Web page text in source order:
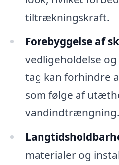
tiltrækningskraft.
Forebyggelse af
vedligeholdelse
tag kan forhindre
som følge af
vandindtrængning.
materialer og